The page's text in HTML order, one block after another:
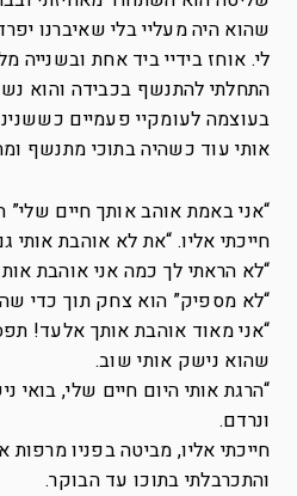
שהוא היה מעליי בלי שאיברנו
לי. אוחז בידיי ביד אחת ובשנייה
התחלתי להתנשף בכבידה והוא
בעוצמה לעומקיי פעמיים
אותי עוד כשהיה בתוכי מתנשף
“אני באמת אוהב אותך חיים שלי”
חייכתי אליו. “את לא אוהבת אותי
“לא הראתי לך כמה אני אוהבת
“לא מספיק” הוא צחק תוך כדי
“אני מאוד אוהבת אותך אלעד!
שהוא נישק אותי שוב.
“הרגת אותי היום חיים שלי, בואי
ונרדם.
חייכתי אליו, מביטה בפניו
והתכרבלתי בתוכו עד הבוקר.